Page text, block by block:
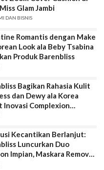
Glam Jambi
DAN BISNIS
Romantis dengan Make
Look ala Beby Tsabina
Produk Barenbliss
Bagikan Rahasia Kulit
dan Dewy ala Korea
Inovasi Complexion
Kecantikan Berlanjut:
Luncurkan Duo
Impian, Maskara Remover
dan Lip Balm Multifungsi